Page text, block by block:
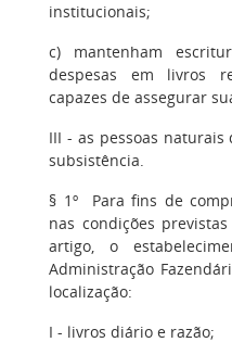
institucionais;
c) mantenham
despesas em livros
capazes de assegurar
III - as pessoas
subsistência.
§ 1º Para fins de
nas condições
artigo, o
Administração
localização:
I - livros diário e razão;